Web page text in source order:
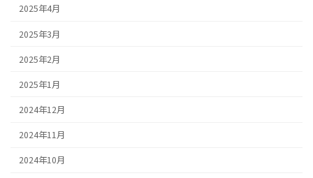
2025年4月
2025年3月
2025年2月
2025年1月
2024年12月
2024年11月
2024年10月